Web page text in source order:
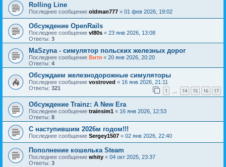
Rolling Line
Последнее сообщение oldman777 « 01 фев 2026, 19:02
Обсуждение OpenRails
Последнее сообщение vl80s « 23 янв 2026, 13:08
Ответы: 3
MaSzyna - симулятор польских железных дорог
Последнее сообщение Витя « 20 янв 2026, 20:20
Ответы: 4
Обсуждаем железнодорожные симуляторы
Последнее сообщение vostroved « 16 янв 2026, 21:11
Ответы: 321 1 14 15 16 17
Обсуждение Trainz: A New Era
Последнее сообщение trainsim1 « 16 янв 2026, 12:53
Ответы: 8
С наступившим 2026м годом!!!
Последнее сообщение Sergey1507 « 02 янв 2026, 22:40
Пополнение кошелька Steam
Последнее сообщение whity « 04 окт 2025, 23:37
Ответы: 3